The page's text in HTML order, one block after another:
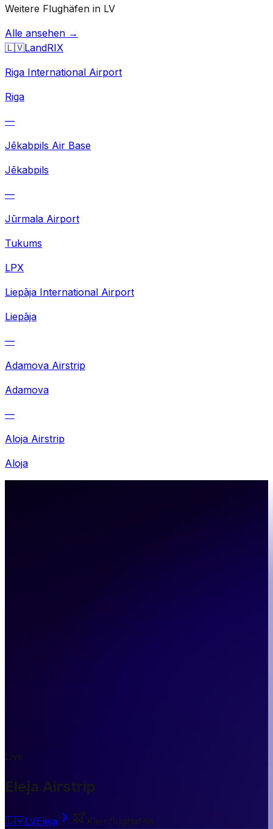
Weitere Flughäfen in LV
Alle ansehen →
🇱🇻LandRIX
Riga International Airport
Riga
—
Jēkabpils Air Base
Jēkabpils
—
Jūrmala Airport
Tukums
LPX
Liepāja International Airport
Liepāja
—
Adamova Airstrip
Adamova
—
Aloja Airstrip
Aloja
Live
Eleja Airstrip
🇱🇻LVEleja
Kleinflughafen